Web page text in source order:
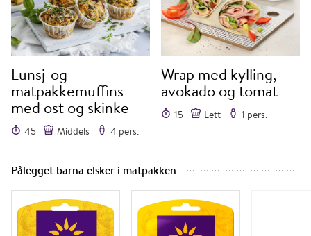
Lunsj-og
matpakkemuffins
med ost og skinke
45 Middels 4 pers.
Wrap med kylling,
avokado og tomat
15 Lett 1 pers.
Pålegget barna elsker i matpakken